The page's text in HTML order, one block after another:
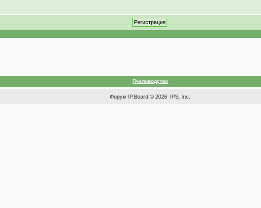
Пчеловодство
Форум IP.Board © 2026 IPS, Inc